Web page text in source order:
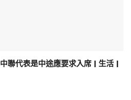
聯代表是中途應要求入席 | 生活 |